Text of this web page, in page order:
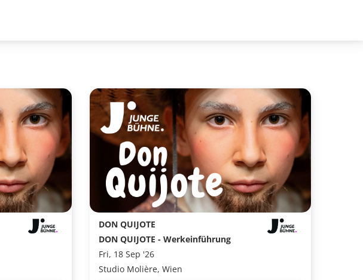
DON QUIJOTE
DON QUIJOTE - Werkeinführung
Fri, 18 Sep '26
Studio Molière, Wien